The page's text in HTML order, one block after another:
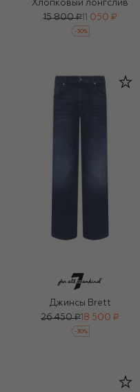
Хлопковый лонгслив
15 800 ₽11 050 ₽
-30%
Джинсы Brett
26 450 ₽ 18 500 ₽
-30%